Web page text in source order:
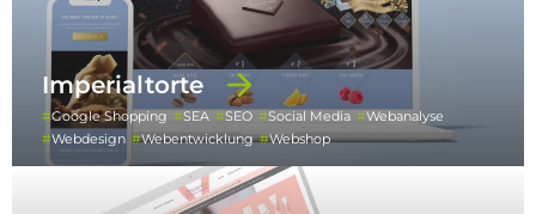
Imperialtorte
Google Shopping SEA SEO Social Media
Webanalyse
Webdesign
Webentwicklung Webshop